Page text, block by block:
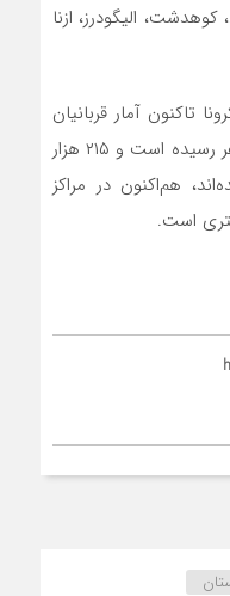
الیگودرز، ازنا
تاکنون آمار قربانیان
کرونا در لرستان به دو هزار و ۸۰۵ نفر رسیده است و ۲۱۵ هزار
هم‌اکنون در مراکز